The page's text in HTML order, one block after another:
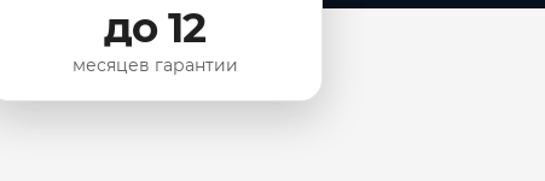
до 12
месяцев гарантии